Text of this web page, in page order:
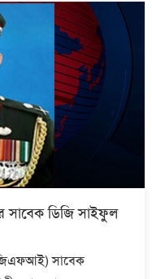
ডিজি সাইফুল
সাবেক